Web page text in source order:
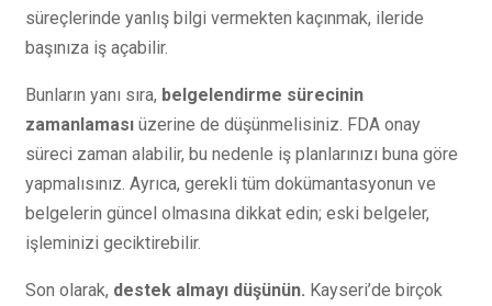
süreçlerinde yanlış bilgi vermekten kaçınmak, ileride
başınıza iş açabilir.
Bunların yanı sıra, belgelendirme sürecinin
zamanlaması üzerine de düşünmelisiniz. FDA onay
süreci zaman alabilir, bu nedenle iş planlarınızı buna göre
yapmalısınız. Ayrıca, gerekli tüm dokümantasyonun ve
belgelerin güncel olmasına dikkat edin; eski belgeler,
işleminizi geciktirebilir.
Son olarak, destek almayı düşünün. Kayseri’de birçok